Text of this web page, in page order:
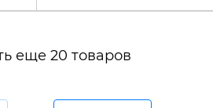
еще 20 товаров